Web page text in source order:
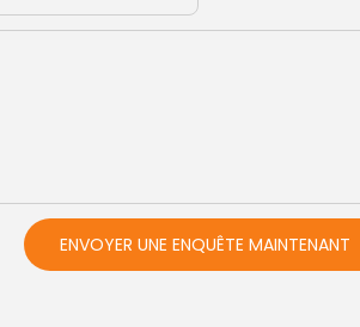
ENVOYER UNE ENQUÊTE MAINTENANT